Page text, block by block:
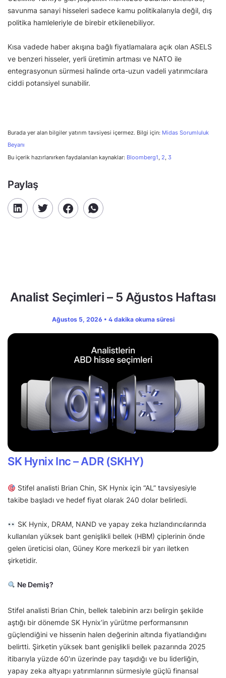
savunma sanayi hisseleri sadece kamu politikalarıyla değil, dış
politika hamleleriyle de birebir etkilenebiliyor.
Kısa vadede haber akışına bağlı fiyatlamalara açık olan ASELS
ve benzeri hisseler, yerli üretimin artması ve NATO ile
entegrasyonun sürmesi halinde orta-uzun vadeli yatırımcılara
ciddi potansiyel sunabilir.
Burada yer alan bilgiler yatırım tavsiyesi içermez. Bilgi için: Midas Sorumluluk
Beyanı
Bu içerik hazırlanırken faydalanılan kaynaklar: Bloomberg1, 2, 3
Paylaş
Analist Seçimleri – 5 Ağustos Haftası
Ağustos 5, 2026 • 4 dakika okuma süresi
SK Hynix Inc – ADR (SKHY)
Stifel analisti Brian Chin, SK Hynix için “AL” tavsiyesiyle
takibe başladı ve hedef fiyat olarak 240 dolar belirledi.
SK Hynix, DRAM, NAND ve yapay zeka hızlandırıcılarında
kullanılan yüksek bant genişlikli bellek (HBM) çiplerinin önde
gelen üreticisi olan, Güney Kore merkezli bir yarı iletken
şirketidir.
Ne Demiş?
Stifel analisti Brian Chin, bellek talebinin arzı belirgin şekilde
aştığı bir dönemde SK Hynix’in yürütme performansının
güçlendiğini ve hissenin halen değerinin altında fiyatlandığını
belirtti. Şirketin yüksek bant genişlikli bellek pazarında 2025
itibarıyla yüzde 60’ın üzerinde pay taşıdığı ve bu liderliğin,
yapay zeka altyapı yatırımlarının sürmesiyle güçlü finansal